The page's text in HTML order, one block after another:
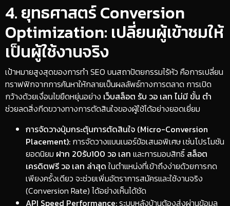
​4. ยุทธศาสตร์ Conversion
Optimization: เปลี่ยนผู้เข้าชมให้
เป็นผู้ใช้งานจริง
​เป้าหมายสูงสุดของการทำ SEO บนสถาปัตยกรรมไร้หัว คือการเปลี่ยน
ทราฟฟิกจากการค้นหาให้กลายเป็นผลลัพธ์ทางการตลาด การเปิด
กว้างด้วยเงื่อนไขยืดหยุ่นอย่าง เว็บสล็อต รับ วอ เลท ไม่มี ขั้น ตํา
ช่วยลดสิ่งกีดขวางทางการตัดสินใจของผู้ใช้ได้อย่างยอดเยี่ยม
การจัดวางปุ่มกระตุ้นการตัดสินใจ (Micro-Conversion
Placement): การจัดวางแบนเนอร์ข้อเสนอพิเศษ เช่นโปรโมชัน
ยอดนิยม ฝาก 20รับ100 วอ เลท และการมอบสิทธิ์สล็อต
เครดิตฟรี วอ เลท ล่าสุด ในตำแหน่งที่เข้าถึงง่ายด้วยการกด
เพียงครั้งเดียว จะช่วยเพิ่มอัตราการสมัครและใช้งานจริง
(Conversion Rate) ได้อย่างเห็นได้ชัด
API Speed Performance:ระบบหลังบ้านต้องส่งผ่านข้อมูล